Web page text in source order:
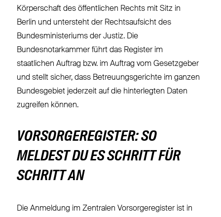
Körperschaft des öffentlichen Rechts mit Sitz in
Berlin und untersteht der Rechtsaufsicht des
Bundesministeriums der Justiz. Die
Bundesnotarkammer führt das Register im
staatlichen Auftrag bzw. im Auftrag vom Gesetzgeber
und stellt sicher, dass Betreuungsgerichte im ganzen
Bundesgebiet jederzeit auf die hinterlegten Daten
zugreifen können.
VORSORGEREGISTER: SO
MELDEST DU ES SCHRITT FÜR
SCHRITT AN
Die Anmeldung im Zentralen Vorsorgeregister ist in